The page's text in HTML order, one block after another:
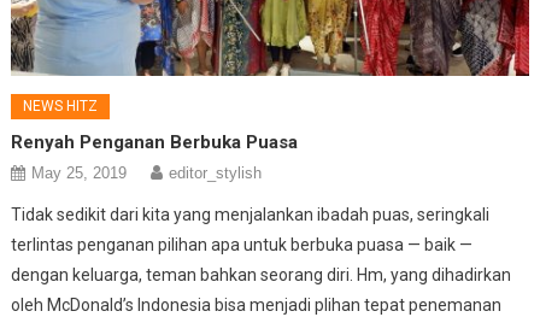
NEWS HITZ
Renyah Penganan Berbuka Puasa
May 25, 2019 editor_stylish
Tidak sedikit dari kita yang menjalankan ibadah puas, seringkali
terlintas penganan pilihan apa untuk berbuka puasa — baik —
dengan keluarga, teman bahkan seorang diri. Hm, yang dihadirkan
oleh McDonald’s Indonesia bisa menjadi plihan tepat penemanan